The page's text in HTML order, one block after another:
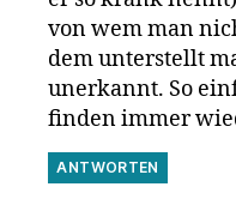
von wem man
dem unterstellt
unerkannt. So
finden immer
ANTWORTEN